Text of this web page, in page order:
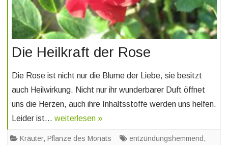
Die Heilkraft der Rose
Die Rose ist nicht nur die Blume der Liebe, sie besitzt
auch Heilwirkung. Nicht nur ihr wunderbarer Duft öffnet
uns die Herzen, auch ihre Inhaltsstoffe werden uns helfen.
Leider ist… weiterlesen »
Kräuter, Pflanze des Monats entzündungshemmend,